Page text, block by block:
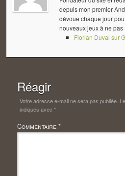
depuis mon premier
dévoue chaque jour
nouveaux jeux à ne pas
Florian Duval sur
Réagir
Votre adresse e-mail ne sera pas publiée.
indiqués avec *
Commentaire *